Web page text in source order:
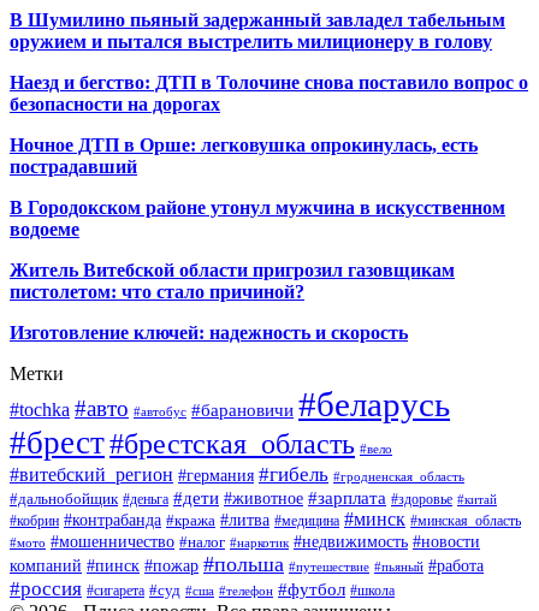
В Шумилино пьяный задержанный завладел табельным
оружием и пытался выстрелить милиционеру в голову
Наезд и бегство: ДТП в Толочине снова поставило вопрос о
безопасности на дорогах
Ночное ДТП в Орше: легковушка опрокинулась, есть
пострадавший
В Городокском районе утонул мужчина в искусственном
водоеме
Житель Витебской области пригрозил газовщикам
пистолетом: что стало причиной?
Изготовление ключей: надежность и скорость
Метки
#tochka #авто #автобус #барановичи #беларусь
#брест#брестская_область #вело
#витебский_регион #германия #гибель #гродненская_область
#дальнобойщик #деньга #дети #животное #зарплата #здоровье #китай
#кобрин #контрабанда #кража #литва #медицина #минск #минская_область
#мото #мошенничество #налог #наркотик #недвижимость #новости
компаний #пинск #пожар #польша #путешествие #пьяный #работа
#россия #сигарета #суд #сша #телефон #футбол #школа